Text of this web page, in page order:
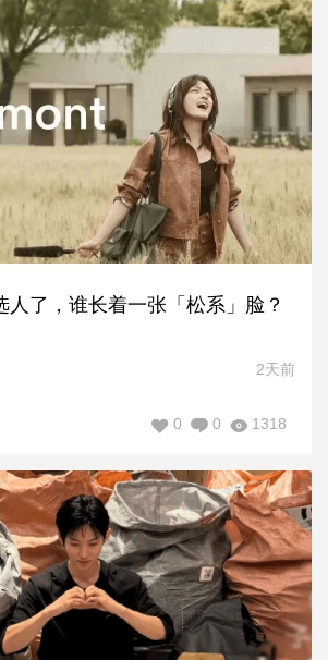
人了，谁长着一张「松系」脸？
2天前
1318
0
0